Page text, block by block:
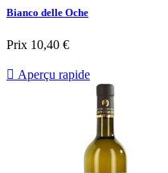
Bianco delle Oche
Prix 10,40 €
 Aperçu rapide